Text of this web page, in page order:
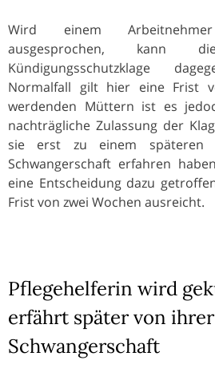
Wird einem
ausgesprochen, kann
Kündigungsschutzklage
Normalfall gilt hier eine Frist
werdenden Müttern ist es
nachträgliche Zulassung der
sie erst zu einem späteren
Schwangerschaft erfahren
eine Entscheidung dazu
Frist von zwei Wochen ausreicht.
Pflegehelferin wird
erfährt später von ihrer
Schwangerschaft